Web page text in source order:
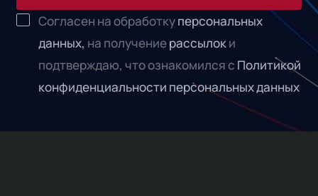
Согласен на обработкуперсональных
данных, на получениерассылоки
подтверждаю, что ознакомился с Политикой
конфиденциальности персональных данных